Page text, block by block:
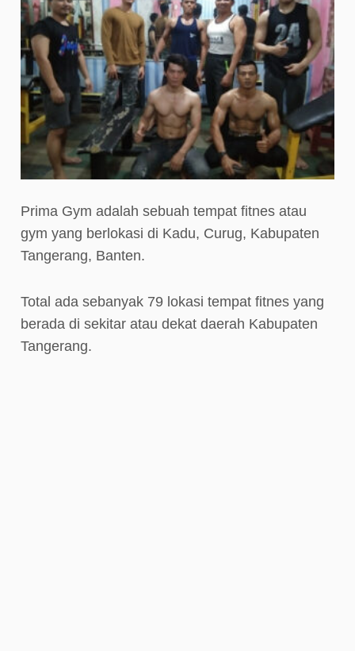
Prima Gym adalah sebuah tempat fitnes atau
gym yang berlokasi di Kadu, Curug, Kabupaten
Tangerang, Banten.
Total ada sebanyak 79 lokasi tempat fitnes yang
berada di sekitar atau dekat daerah Kabupaten
Tangerang.